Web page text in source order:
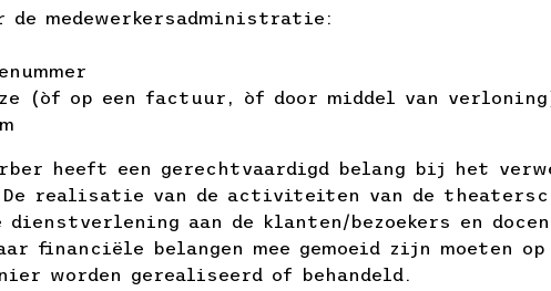
de medewerkersadministratie:
(òf op een factuur, òf door middel van
heeft een gerechtvaardigd belang bij het
De realisatie van de activiteiten van de
dienstverlening aan de klanten/bezoekers en
financiële belangen mee gemoeid zijn moeten op
worden gerealiseerd of behandeld.